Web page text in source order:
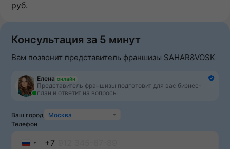
руб.
Консультация за 5 минут
Вам позвонит представитель франшизы SAHAR&VOSK
Елена онлайн
Представитель франшизы подготовит для вас бизнес-
план и ответит на вопросы
Ваш город
Москва
Телефон
+7